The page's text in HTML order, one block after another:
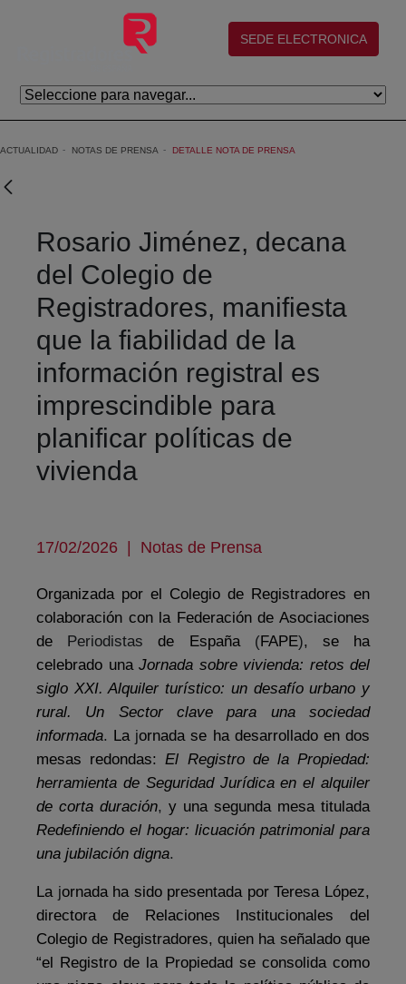
Saltar al contenido principal
(abre en nueva ventana)
SEDE ELECTRONICA
ACTUALIDAD NOTAS DE PRENSA DETALLE NOTA DE PRENSA
Rosario Jiménez, decana
del Colegio de
Registradores, manifiesta
que la fiabilidad de la
información registral es
imprescindible para
planificar políticas de
vivienda
17/02/2026 | Notas de Prensa
Organizada por el Colegio de Registradores en
colaboración con la Federación de Asociaciones
de Periodistas de España (FAPE), se ha
celebrado una Jornada sobre vivienda: retos del
siglo XXI. Alquiler turístico: un desafío urbano y
rural. Un Sector clave para una sociedad
informada. La jornada se ha desarrollado en dos
mesas redondas:El Registro de la Propiedad:
herramienta de Seguridad Jurídica en el alquiler
de corta duración, y una segunda mesa titulada
Redefiniendo el hogar: licuación patrimonial para
una jubilación digna.
La jornada ha sido presentada por Teresa López,
directora de Relaciones Institucionales del
Colegio de Registradores, quien ha señalado que
“el Registro de la Propiedad se consolida como